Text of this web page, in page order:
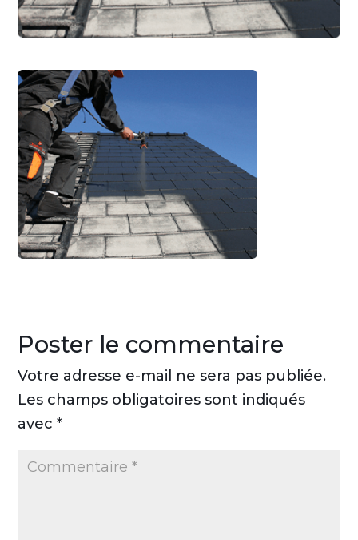
Poster le commentaire
Votre adresse e-mail ne sera pas publiée.
Les champs obligatoires sont indiqués
avec*